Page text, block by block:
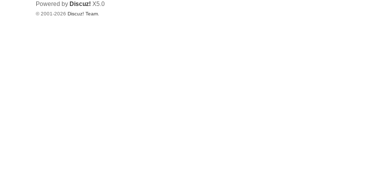
Powered by Discuz! X5.0
© 2001-2026 Discuz! Team